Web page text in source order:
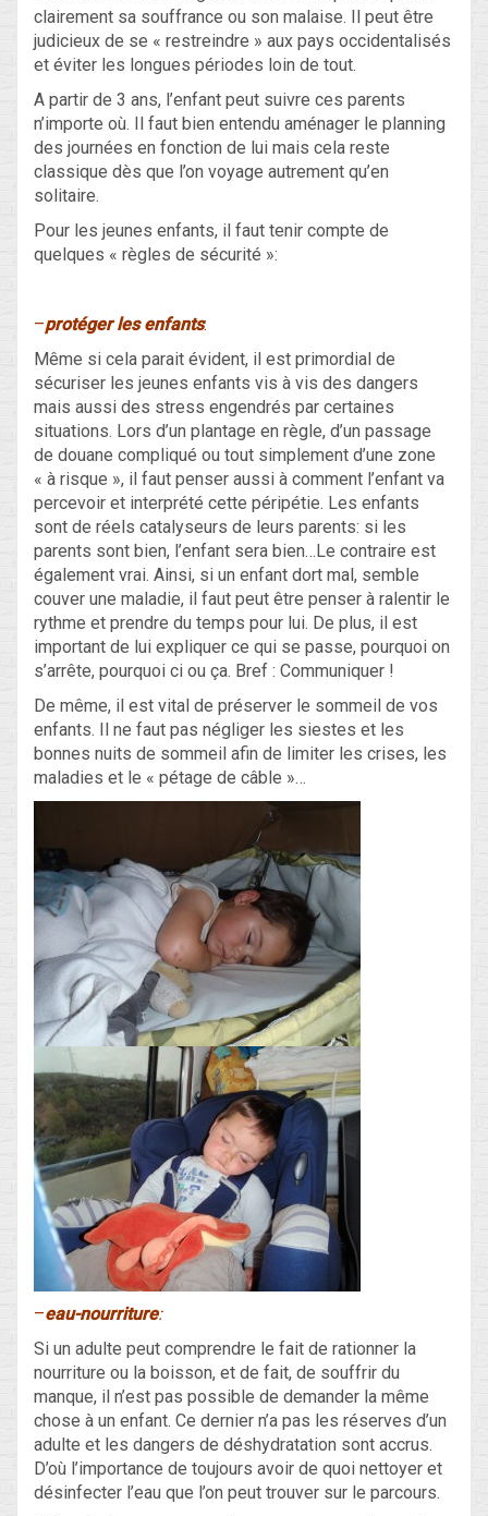
clairement sa souffrance ou son malaise. Il peut être
judicieux de se « restreindre » aux pays occidentalisés
et éviter les longues périodes loin de tout.
A partir de 3 ans, l’enfant peut suivre ces parents
n’importe où. Il faut bien entendu aménager le planning
des journées en fonction de lui mais cela reste
classique dès que l’on voyage autrement qu’en
solitaire.
Pour les jeunes enfants, il faut tenir compte de
quelques « règles de sécurité »:
–protéger les enfants:
Même si cela parait évident, il est primordial de
sécuriser les jeunes enfants vis à vis des dangers
mais aussi des stress engendrés par certaines
situations. Lors d’un plantage en règle, d’un passage
de douane compliqué ou tout simplement d’une zone
« à risque », il faut penser aussi à comment l’enfant va
percevoir et interprété cette péripétie. Les enfants
sont de réels catalyseurs de leurs parents: si les
parents sont bien, l’enfant sera bien…Le contraire est
également vrai. Ainsi, si un enfant dort mal, semble
couver une maladie, il faut peut être penser à ralentir le
rythme et prendre du temps pour lui. De plus, il est
important de lui expliquer ce qui se passe, pourquoi on
s’arrête, pourquoi ci ou ça. Bref : Communiquer !
De même, il est vital de préserver le sommeil de vos
enfants. Il ne faut pas négliger les siestes et les
bonnes nuits de sommeil afin de limiter les crises, les
maladies et le « pétage de câble »…
–eau-nourriture:
Si un adulte peut comprendre le fait de rationner la
nourriture ou la boisson, et de fait, de souffrir du
manque, il n’est pas possible de demander la même
chose à un enfant. Ce dernier n’a pas les réserves d’un
adulte et les dangers de déshydratation sont accrus.
D’où l’importance de toujours avoir de quoi nettoyer et
désinfecter l’eau que l’on peut trouver sur le parcours.